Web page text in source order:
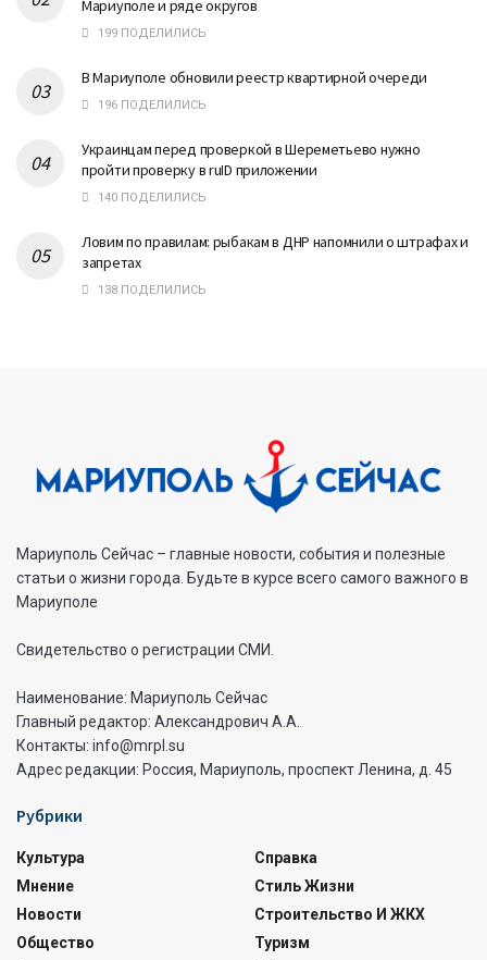
Мариуполе и ряде округов
199 ПОДЕЛИЛИСЬ
В Мариуполе обновили реестр квартирной очереди
196 ПОДЕЛИЛИСЬ
Украинцам перед проверкой в Шереметьево нужно
пройти проверку в ruID приложении
140 ПОДЕЛИЛИСЬ
Ловим по правилам: рыбакам в ДНР напомнили о штрафах и
запретах
138 ПОДЕЛИЛИСЬ
Мариуполь Сейчас – главные новости, события и полезные
статьи о жизни города. Будьте в курсе всего самого важного в
Мариуполе
Свидетельство о регистрации СМИ.
Наименование: Мариуполь Сейчас
Главный редактор: Александрович А.А.
Контакты: info@mrpl.su
Адрес редакции: Россия, Мариуполь, проспект Ленина, д. 45
Рубрики
Культура
Мнение
Новости
Общество
Справка
Стиль Жизни
Строительство И ЖКХ
Туризм